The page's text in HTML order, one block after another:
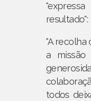
resultado":
"A recolha
a
todos